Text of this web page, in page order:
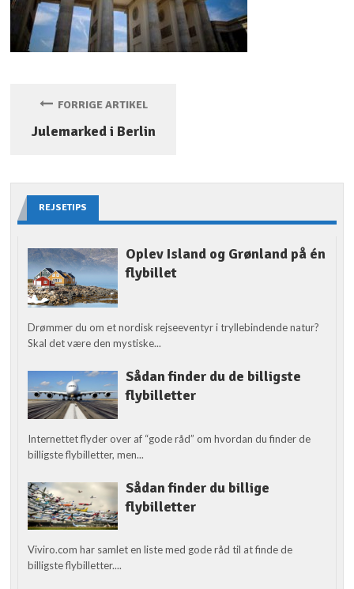
FORRIGE ARTIKEL
Julemarked i Berlin
REJSETIPS
Oplev Island og Grønland på én
flybillet
Drømmer du om et nordisk rejseeventyr i tryllebindende natur?
Skal det være den mystiske...
Sådan finder du de billigste
flybilletter
Internettet flyder over af “gode råd” om hvordan du finder de
billigste flybilletter, men...
Sådan finder du billige
flybilletter
Viviro.com har samlet en liste med gode råd til at finde de
billigste flybilletter....